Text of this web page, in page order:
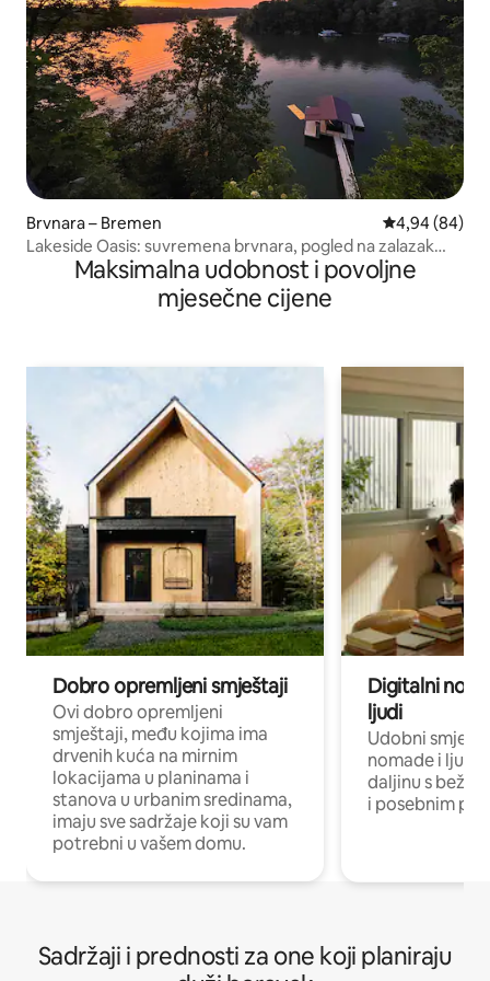
Brvnara – Bremen Prosječna
4,94 (84)
Lakeside Oasis: suvremena brvnara, pogled na zalazak
Maksimalna udobnost i povoljne
mjesečne cijene
Dobro opremljeni smještaji
Ovi dobro opremljeni
smještaji, među kojima ima
drvenih kuća na mirnim
lokacijama u planinama i
stanova u urbanim sredinama,
imaju sve sadržaje koji su vam
potrebni u vašem domu.
Digitalni
ljudi
Udobni
nomade i ljude
daljinu s
i posebnim
Sadržaji i prednosti za one koji planiraju